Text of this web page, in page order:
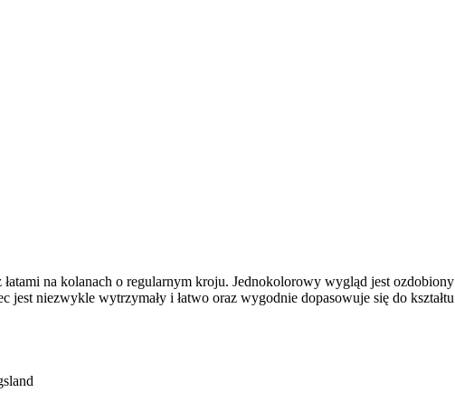
na kolanach o regularnym kroju. Jednokolorowy wygląd jest
jest niezwykle wytrzymały i łatwo oraz wygodnie dopasowuje się do